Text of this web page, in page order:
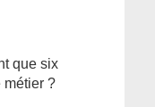
que six
métier ?